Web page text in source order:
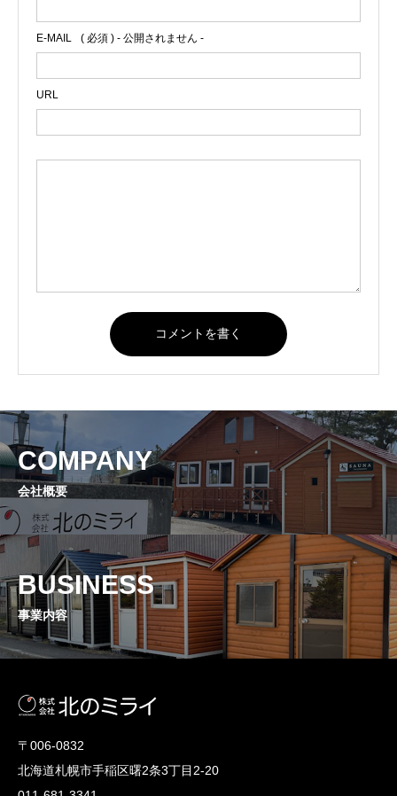
E-MAIL ( 必須 ) - 公開されません -
URL
COMPANY
会社概要
BUSINESS
事業内容
〒006-0832
北海道札幌市手稲区曙2条3丁目2-20